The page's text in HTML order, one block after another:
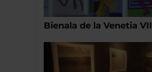
Bienala de la Venetia VII